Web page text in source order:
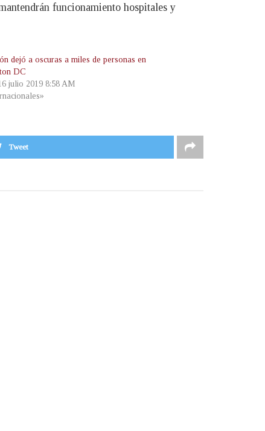
funcionamiento hospitales y
dejó a oscuras a miles de personas en
DC
julio 2019 8:58 AM
Tweet